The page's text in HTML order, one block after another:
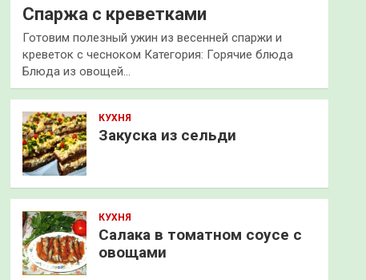
Спаржа с креветками
Готовим полезный ужин из весенней спаржи и
креветок с чесноком Категория: Горячие блюда
Блюда из овощей…
КУХНЯ
Закуска из сельди
КУХНЯ
Салака в томатном соусе с
овощами